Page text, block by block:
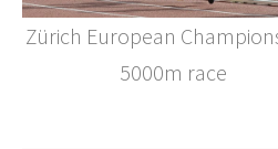
Zürich European
5000m race